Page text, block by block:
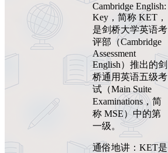
Cambridge English:
Key，简称 KET，
是剑桥大学英语考
评部（Cambridge
Assessment
English）推出的剑
桥通用英语五级考
试（Main Suite
Examinations，简
称 MSE）中的第
一级。
通俗地讲：KET是